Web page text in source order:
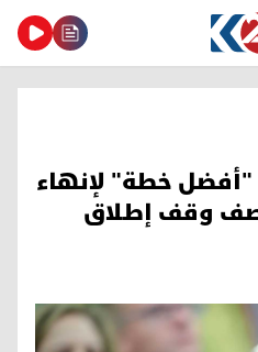
"أفضل خطة" لإنهاء
وقف إطلاق